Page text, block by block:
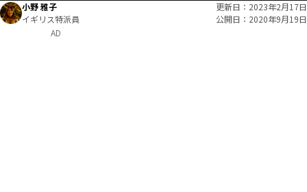
小野 雅子
イギリス特派員
更新日
2023年2月17日
公開日
2020年9月19日
AD